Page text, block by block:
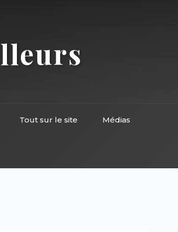
Tout sur le site Médias